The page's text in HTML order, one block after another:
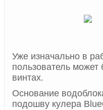
Уже изначально в
пользователь может
винтах.
Основание
подошву кулера